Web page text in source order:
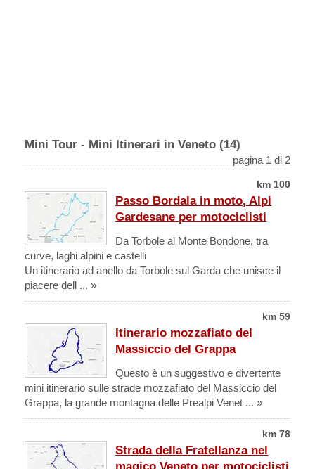
Mini Tour - Mini Itinerari in Veneto (14)
pagina 1 di 2
km 100
Passo Bordala in moto, Alpi
Gardesane per motociclisti
Da Torbole al Monte Bondone, tra
curve, laghi alpini e castelli
Un itinerario ad anello da Torbole sul Garda che unisce il
piacere dell ... »
km 59
Itinerario mozzafiato del
Massiccio del Grappa
Questo è un suggestivo e divertente
mini itinerario sulle strade mozzafiato del Massiccio del
Grappa, la grande montagna delle Prealpi Venet ... »
km 78
Strada della Fratellanza nel